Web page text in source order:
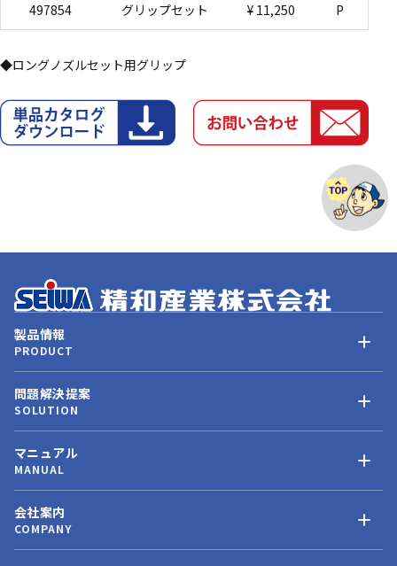
497854 グリップセット ¥ 11,250 P
◆ロングノズルセット用グリップ
製品情報
PRODUCT
問題解決提案
SOLUTION
マニュアル
MANUAL
会社案内
COMPANY